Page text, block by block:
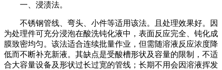
一、浸渍法。
不锈钢管线、弯头、小件等适用该法。且处理效果好。因
为处理件可充分浸泡在酸洗钝化液中，表面反应完全、钝化成
膜致密均匀。该法适合连续批量作业，但需随溶液反应浓度降
低而不断补充新液。其缺点是受酸槽形状及容量的限制，不适
合大容量设备及形状过长过宽的管线；长期不用会因溶液挥发